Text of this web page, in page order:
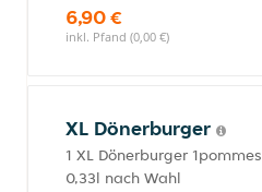
6,90 €
inkl. Pfand (0,00 €)
XL Dönerburger
1 XL Dönerburger
0,33l nach Wahl